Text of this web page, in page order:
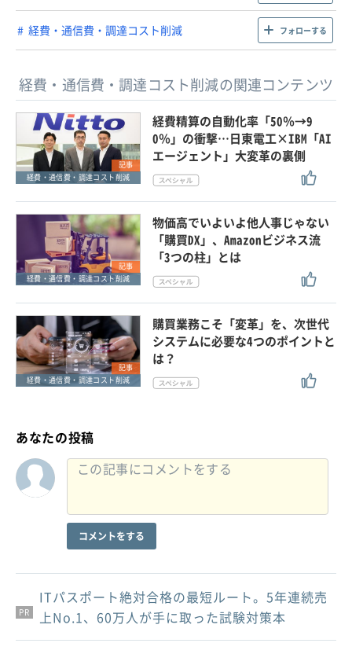
経費・通信費・調達コスト削減 フォローする
経費・通信費・調達コスト削減の関連コンテンツ
記事
経費・通信費・調達コスト削減
経費精算の自動化率「50％→9
0％」の衝撃…日東電工×IBM「AI
エージェント」大変革の裏側
記事
経費・通信費・調達コスト削減
物価高でいよいよ他人事じゃない
「購買DX」、Amazonビジネス流
「3つの柱」とは
記事
経費・通信費・調達コスト削減
購買業務こそ「変革」を、次世代
システムに必要な4つのポイントと
は？
あなたの投稿
コメントをする
PR
PR
PR
ITパスポート絶対合格の最短ルート。5年連続売
上No.1、60万人が手に取った試験対策本